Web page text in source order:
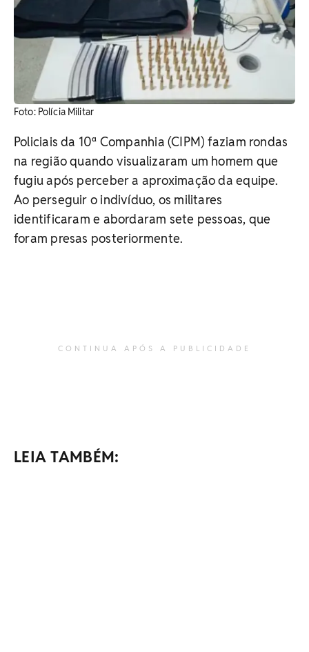
​Foto: Polícia Militar
Policiais da 10ª Companhia (CIPM) faziam rondas
na região quando visualizaram um homem que
fugiu após perceber a aproximação da equipe.
Ao perseguir o indivíduo, os militares
identificaram e abordaram sete pessoas, que
foram presas posteriormente.
CONTINUA APÓS A PUBLICIDADE
LEIA TAMBÉM: